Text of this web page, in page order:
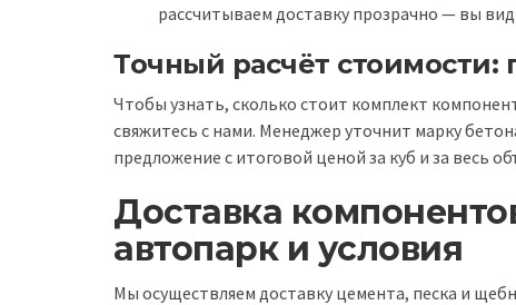
рассчитываем доставку прозрачно — вы
Точный расчёт стоимости:
Чтобы узнать, сколько стоит комплект
свяжитесь с нами. Менеджер уточнит марку
предложение с итоговой ценой за куб и за весь
Доставка
автопарк и условия
Мы осуществляем доставку цемента, песка и